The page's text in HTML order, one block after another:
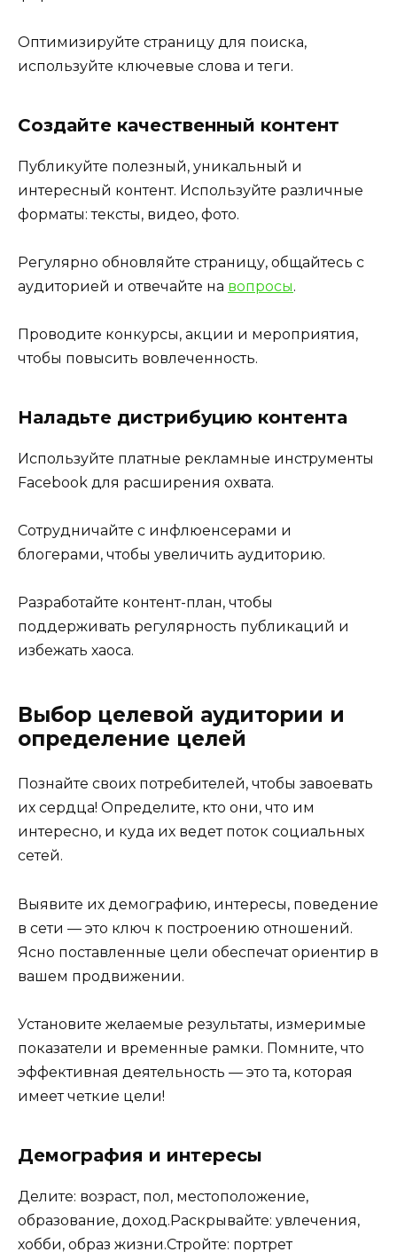
Оптимизируйте страницу для поиска,
используйте ключевые слова и теги.
Создайте качественный контент
Публикуйте полезный, уникальный и
интересный контент. Используйте различные
форматы: тексты, видео, фото.
Регулярно обновляйте страницу, общайтесь с
аудиторией и отвечайте на вопросы.
Проводите конкурсы, акции и мероприятия,
чтобы повысить вовлеченность.
Наладьте дистрибуцию контента
Используйте платные рекламные инструменты
Facebook для расширения охвата.
Сотрудничайте с инфлюенсерами и
блогерами, чтобы увеличить аудиторию.
Разработайте контент-план, чтобы
поддерживать регулярность публикаций и
избежать хаоса.
Выбор целевой аудитории и
определение целей
Познайте своих потребителей, чтобы завоевать
их сердца! Определите, кто они, что им
интересно, и куда их ведет поток социальных
сетей.
Выявите их демографию, интересы, поведение
в сети — это ключ к построению отношений.
Ясно поставленные цели обеспечат ориентир в
вашем продвижении.
Установите желаемые результаты, измеримые
показатели и временные рамки. Помните, что
эффективная деятельность — это та, которая
имеет четкие цели!
Демография и интересы
Делите: возраст, пол, местоположение,
образование, доход.Раскрывайте: увлечения,
хобби, образ жизни.Стройте: портрет